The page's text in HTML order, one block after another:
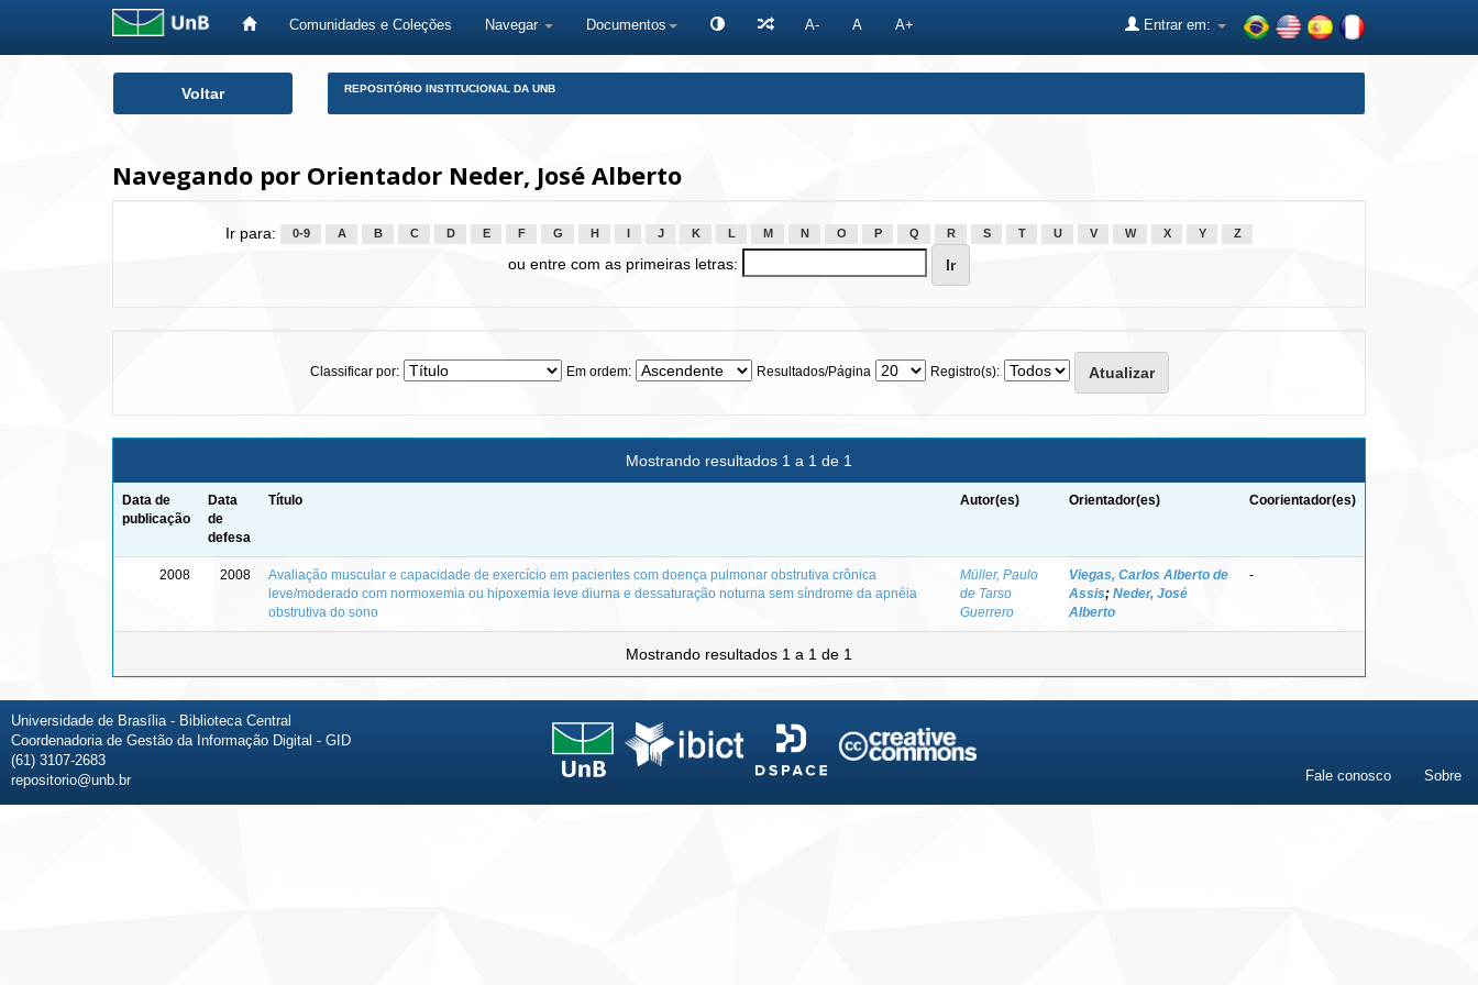
Comunidades e Coleções Navegar Documentos A- A A+ Entrar em:
Voltar REPOSITÓRIO INSTITUCIONAL DA UNB
Navegando por Orientador Neder, José Alberto
Ir para: 0-9 A B C D E F G H J K L M N O P Q R S T U V W X Y Z
ou entre com as primeiras letras:
Classificar por: Em ordem: Resultados/Página Registro(s):
Mostrando resultados 1 a 1 de 1
Data de
publicação
Data
de
defesa
Título Autor(es) Orientador(es) Coorientador(es)
2008 2008
Avaliação muscular e capacidade de exercício em pacientes com doença pulmonar obstrutiva crônica
leve/moderado com normoxemia ou hipoxemia leve diurna e dessaturação noturna sem síndrome da apnéia
obstrutiva do sono
Müller, Paulo
de Tarso
Guerrero
Viegas, Carlos Alberto de
Assis; Neder, José
Alberto
-
Mostrando resultados 1 a 1 de 1
Universidade de Brasília - Biblioteca Central
Coordenadoria de Gestão da Informação Digital - GID
(61) 3107-2683
repositorio@unb.br
Fale conosco Sobre